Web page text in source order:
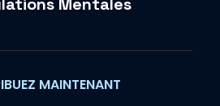
MAINTENANT